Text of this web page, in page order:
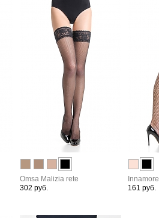
Omsa Malizia rete
302 руб.
161 руб.